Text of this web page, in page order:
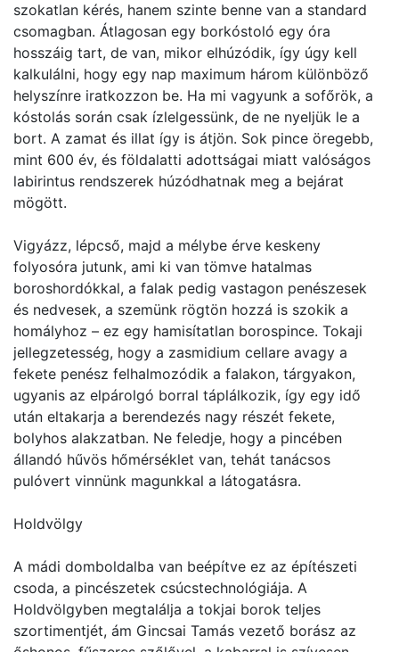
szokatlan kérés, hanem szinte benne van a standard
csomagban. Átlagosan egy borkóstoló egy óra
hosszáig tart, de van, mikor elhúzódik, így úgy kell
kalkulálni, hogy egy nap maximum három különböző
helyszínre iratkozzon be. Ha mi vagyunk a sofőrök, a
kóstolás során csak ízlelgessünk, de ne nyeljük le a
bort. A zamat és illat így is átjön. Sok pince öregebb,
mint 600 év, és földalatti adottságai miatt valóságos
labirintus rendszerek húzódhatnak meg a bejárat
mögött.
Vigyázz, lépcső, majd a mélybe érve keskeny
folyosóra jutunk, ami ki van tömve hatalmas
boroshordókkal, a falak pedig vastagon penészesek
és nedvesek, a szemünk rögtön hozzá is szokik a
homályhoz – ez egy hamisítatlan borospince. Tokaji
jellegzetesség, hogy a zasmidium cellare avagy a
fekete penész felhalmozódik a falakon, tárgyakon,
ugyanis az elpárolgó borral táplálkozik, így egy idő
után eltakarja a berendezés nagy részét fekete,
bolyhos alakzatban. Ne feledje, hogy a pincében
állandó hűvös hőmérséklet van, tehát tanácsos
pulóvert vinnünk magunkkal a látogatásra.
Holdvölgy
A mádi domboldalba van beépítve ez az építészeti
csoda, a pincészetek csúcstechnológiája. A
Holdvölgyben megtalálja a tokjai borok teljes
szortimentjét, ám Gincsai Tamás vezető borász az